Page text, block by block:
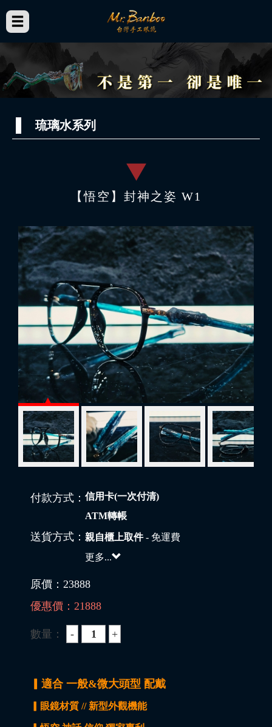
琉璃水系列
【悟空】封神之姿 W1
付款方式： 信用卡(一次付清)
ATM轉帳
送貨方式： 親自櫃上取件- 免運費
更多...
原價： 23888
優惠價： 21888
數量：
▎適合 一般&微大頭型 配戴
▎眼鏡材質 // 新型外觀機能